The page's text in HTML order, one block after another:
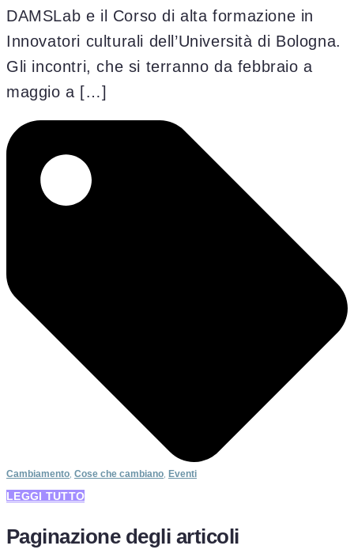
DAMSLab e il Corso di alta formazione in
Innovatori culturali dell’Università di Bologna.
Gli incontri, che si terranno da febbraio a
maggio a […]
Cambiamento Cose che cambiano Eventi
LEGGI TUTTO
Paginazione degli articoli